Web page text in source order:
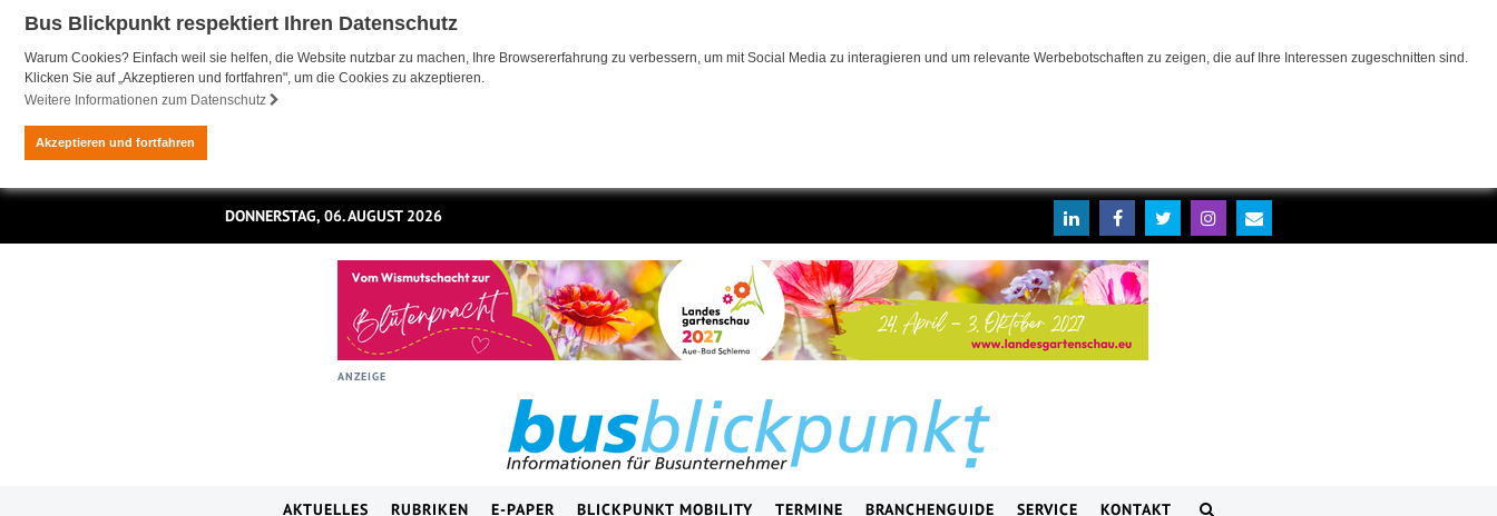
Bus Blickpunkt respektiert Ihren Datenschutz
Warum Cookies? Einfach weil sie helfen, die Website nutzbar zu machen, Ihre Browsererfahrung zu verbessern, um mit Social Media zu interagieren und um relevante Werbebotschaften zu zeigen, die auf Ihre Interessen zugeschnitten sind.
Klicken Sie auf „Akzeptieren und fortfahren", um die Cookies zu akzeptieren.
Weitere Informationen zum Datenschutz
Akzeptieren und fortfahren
DONNERSTAG, 06. AUGUST 2026
ANZEIGE
AKTUELLES RUBRIKEN E-PAPER BLICKPUNKT MOBILITY TERMINE BRANCHENGUIDE SERVICE KONTAKT